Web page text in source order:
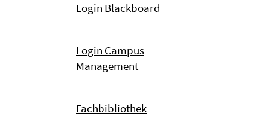
Login Blackboard
Login Campus
Management
Fachbibliothek